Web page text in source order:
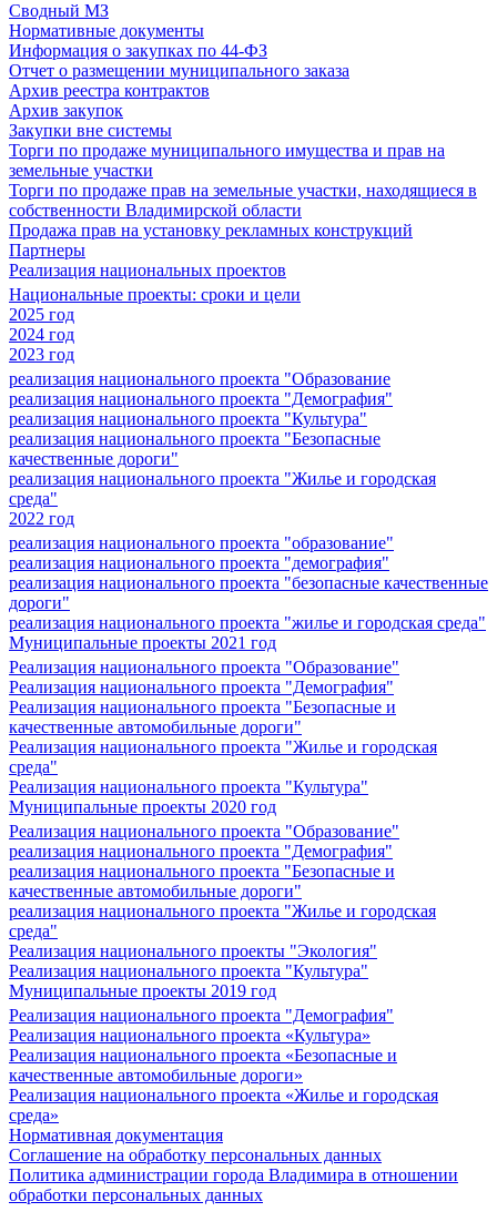
Сводный МЗ
Нормативные документы
Информация о закупках по 44-ФЗ
Отчет о размещении муниципального заказа
Архив реестра контрактов
Архив закупок
Закупки вне системы
Торги по продаже муниципального имущества и прав на
земельные участки
Торги по продаже прав на земельные участки, находящиеся в
собственности Владимирской области
Продажа прав на установку рекламных конструкций
Партнеры
Реализация национальных проектов
Национальные проекты: сроки и цели
2025 год
2024 год
2023 год
реализация национального проекта "Образование
реализация национального проекта "Демография"
реализация национального проекта "Культура"
реализация национального проекта "Безопасные
качественные дороги"
реализация национального проекта "Жилье и городская
среда"
2022 год
реализация национального проекта "образование"
реализация национального проекта "демография"
реализация национального проекта "безопасные качественные
дороги"
реализация национального проекта "жилье и городская среда"
Муниципальные проекты 2021 год
Реализация национального проекта "Образование"
Реализация национального проекта "Демография"
Реализация национального проекта "Безопасные и
качественные автомобильные дороги"
Реализация национального проекта "Жилье и городская
среда"
Реализация национального проекта "Культура"
Муниципальные проекты 2020 год
Реализация национального проекта "Образование"
реализация национального проекта "Демография"
реализация национального проекта "Безопасные и
качественные автомобильные дороги"
реализация национального проекта "Жилье и городская
среда"
Реализация национального проекты "Экология"
Реализация национального проекта "Культура"
Муниципальные проекты 2019 год
Реализация национального проекта "Демография"
Реализация национального проекта «Культура»
Реализация национального проекта «Безопасные и
качественные автомобильные дороги»
Реализация национального проекта «Жилье и городская
среда»
Нормативная документация
Соглашение на обработку персональных данных
Политика администрации города Владимира в отношении
обработки персональных данных